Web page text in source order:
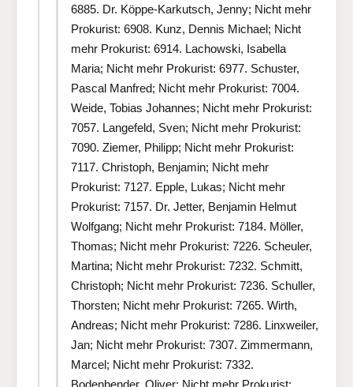
6885. Dr. Köppe-Karkutsch, Jenny; Nicht mehr
Prokurist: 6908. Kunz, Dennis Michael; Nicht
mehr Prokurist: 6914. Lachowski, Isabella
Maria; Nicht mehr Prokurist: 6977. Schuster,
Pascal Manfred; Nicht mehr Prokurist: 7004.
Weide, Tobias Johannes; Nicht mehr Prokurist:
7057. Langefeld, Sven; Nicht mehr Prokurist:
7090. Ziemer, Philipp; Nicht mehr Prokurist:
7117. Christoph, Benjamin; Nicht mehr
Prokurist: 7127. Epple, Lukas; Nicht mehr
Prokurist: 7157. Dr. Jetter, Benjamin Helmut
Wolfgang; Nicht mehr Prokurist: 7184. Möller,
Thomas; Nicht mehr Prokurist: 7226. Scheuler,
Martina; Nicht mehr Prokurist: 7232. Schmitt,
Christoph; Nicht mehr Prokurist: 7236. Schuller,
Thorsten; Nicht mehr Prokurist: 7265. Wirth,
Andreas; Nicht mehr Prokurist: 7286. Linxweiler,
Jan; Nicht mehr Prokurist: 7307. Zimmermann,
Marcel; Nicht mehr Prokurist: 7332.
Bodenbender, Oliver; Nicht mehr Prokurist: